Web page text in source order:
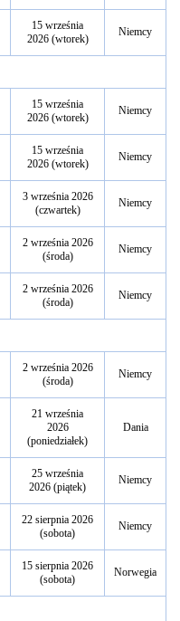
15 września
2026 (wtorek)
Niemcy
15 września
2026 (wtorek)
Niemcy
15 września
2026 (wtorek)
Niemcy
3 września 2026
(czwartek)
Niemcy
2 września 2026
(środa)
Niemcy
2 września 2026
(środa)
Niemcy
2 września 2026
(środa)
Niemcy
21 września
2026
(poniedziałek)
Dania
25 września
2026 (piątek)
Niemcy
22 sierpnia 2026
(sobota)
Niemcy
15 sierpnia 2026
(sobota)
Norwegia